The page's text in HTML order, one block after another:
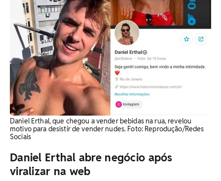
Daniel Erthal, que chegou a vender bebidas na rua, revelou
motivo para desistir de vender nudes. Foto: Reprodução/Redes
Sociais
Daniel Erthal abre negócio após
viralizar na web